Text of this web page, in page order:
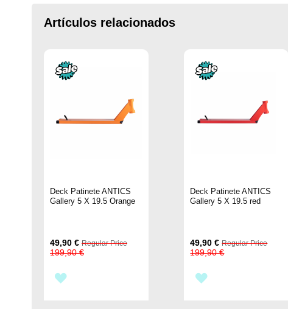
Artículos relacionados
Deck Patinete ANTICS
Gallery 5 X 19.5 Orange
Special
Price
49,90 € Regular Price
199,90 €
Deck Patinete ANTICS
Gallery 5 X 19.5 red
Special
Price
49,90 € Regular Price
199,90 €